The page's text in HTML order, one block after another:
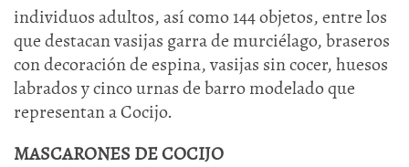
individuos adultos, así como 144 objetos, entre los
que destacan vasijas garra de murciélago, braseros
con decoración de espina, vasijas sin cocer, huesos
labrados y cinco urnas de barro modelado que
representan a Cocijo.
MASCARONES DE COCIJO